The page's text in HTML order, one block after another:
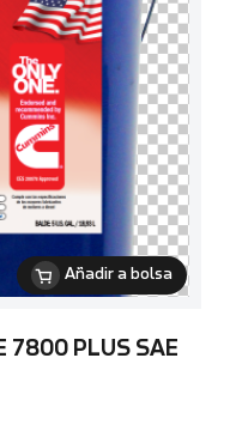
Añadir a bolsa
7800 PLUS SAE